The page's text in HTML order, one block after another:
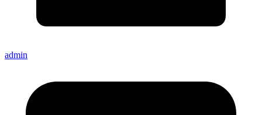
admin